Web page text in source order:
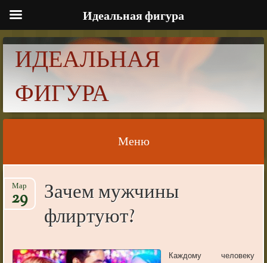
ИДЕАЛЬНАЯ
ФИГУРА
Меню
Skip to content
Зачем мужчины
флиртуют?
Мар
29
Каждому человеку
Идеальная фигура